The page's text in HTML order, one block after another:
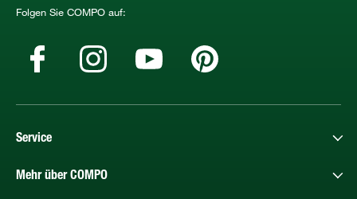
Folgen Sie COMPO auf:
Service
Mehr über COMPO